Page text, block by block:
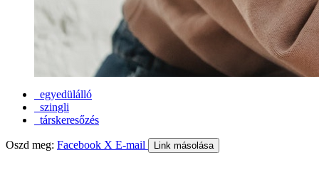
egyedülálló
szingli
társkeresőzés
Oszd meg: Facebook X E-mail Link másolása